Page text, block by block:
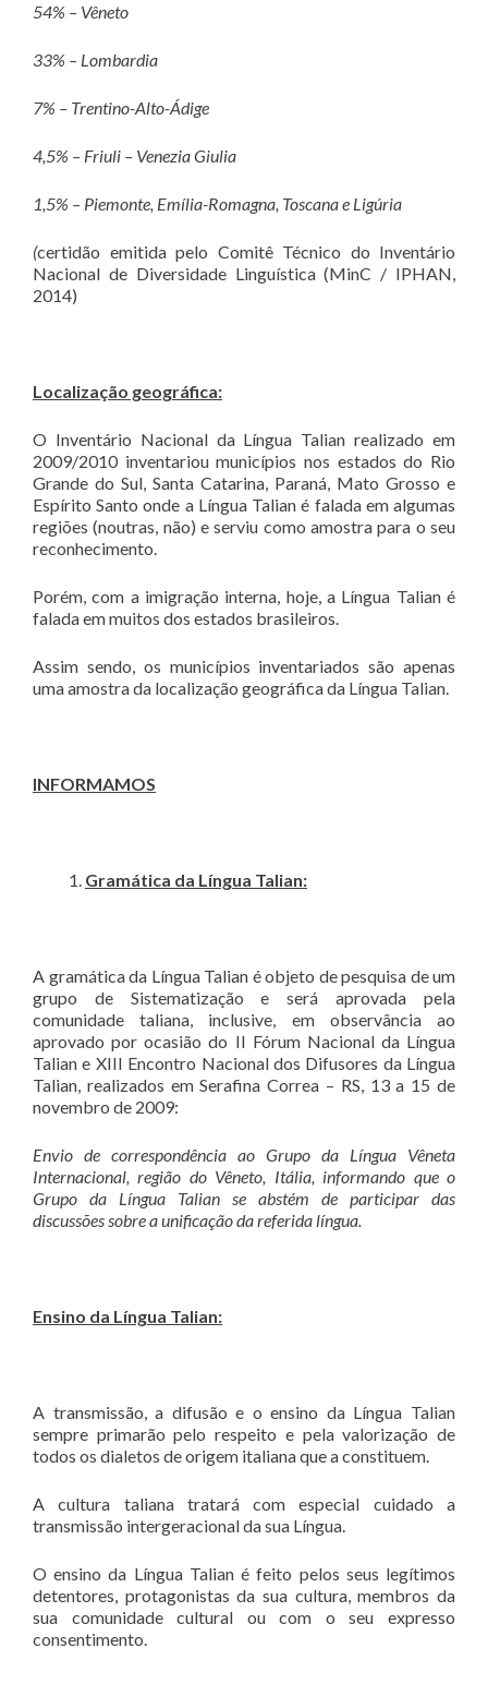
54% – Vêneto
33% – Lombardia
7% – Trentino-Alto-Ádige
4,5% – Friuli – Venezia Giulia
1,5% – Piemonte, Emília-Romagna, Toscana e Ligúria
(certidão emitida pelo Comitê Técnico do Inventário
Nacional de Diversidade Linguística (MinC / IPHAN,
2014)
Localização geográfica:
O Inventário Nacional da Língua Talian realizado em
2009/2010 inventariou municípios nos estados do Rio
Grande do Sul, Santa Catarina, Paraná, Mato Grosso e
Espírito Santo onde a Língua Talian é falada em algumas
regiões (noutras, não) e serviu como amostra para o seu
reconhecimento.
Porém, com a imigração interna, hoje, a Língua Talian é
falada em muitos dos estados brasileiros.
Assim sendo, os municípios inventariados são apenas
uma amostra da localização geográfica da Língua Talian.
INFORMAMOS
Gramática da Língua Talian:
A gramática da Língua Talian é objeto de pesquisa de um
grupo de Sistematização e será aprovada pela
comunidade taliana, inclusive, em observância ao
aprovado por ocasião do II Fórum Nacional da Língua
Talian e XIII Encontro Nacional dos Difusores da Língua
Talian, realizados em Serafina Correa – RS, 13 a 15 de
novembro de 2009:
Envio de correspondência ao Grupo da Língua Vêneta
Internacional, região do Vêneto, Itália, informando que o
Grupo da Língua Talian se abstém de participar das
discussões sobre a unificação da referida língua.
Ensino da Língua Talian:
A transmissão, a difusão e o ensino da Língua Talian
sempre primarão pelo respeito e pela valorização de
todos os dialetos de origem italiana que a constituem.
A cultura taliana tratará com especial cuidado a
transmissão intergeracional da sua Língua.
O ensino da Língua Talian é feito pelos seus legítimos
detentores, protagonistas da sua cultura, membros da
sua comunidade cultural ou com o seu expresso
consentimento.